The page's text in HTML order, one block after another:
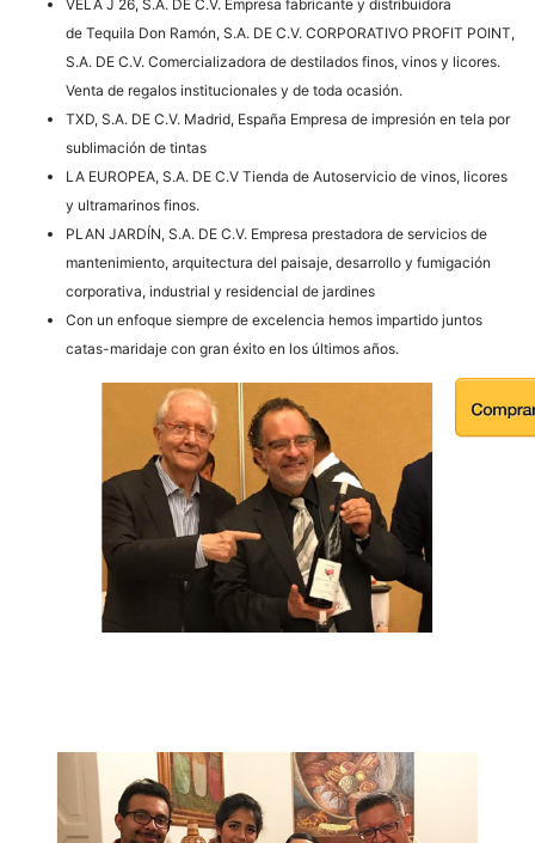
VELA J 26, S.A. DE C.V. Empresa fabricante y distribuidora
de Tequila Don Ramón, S.A. DE C.V. CORPORATIVO PROFIT POINT,
S.A. DE C.V. Comercializadora de destilados finos, vinos y licores.
Venta de regalos institucionales y de toda ocasión.
TXD, S.A. DE C.V. Madrid, España Empresa de impresión en tela por
sublimación de tintas
LA EUROPEA, S.A. DE C.V Tienda de Autoservicio de vinos, licores
y ultramarinos finos.
PLAN JARDÍN, S.A. DE C.V. Empresa prestadora de servicios de
mantenimiento, arquitectura del paisaje, desarrollo y fumigación
corporativa, industrial y residencial de jardines
Con un enfoque siempre de excelencia hemos impartido juntos
catas-maridaje con gran éxito en los últimos años.